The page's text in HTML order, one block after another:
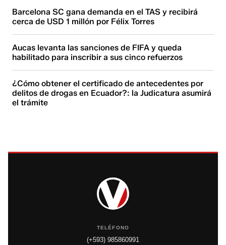
Barcelona SC gana demanda en el TAS y recibirá
cerca de USD 1 millón por Félix Torres
Aucas levanta las sanciones de FIFA y queda
habilitado para inscribir a sus cinco refuerzos
¿Cómo obtener el certificado de antecedentes por
delitos de drogas en Ecuador?: la Judicatura asumirá
el trámite
TELÉFONO
(+593) 985860991